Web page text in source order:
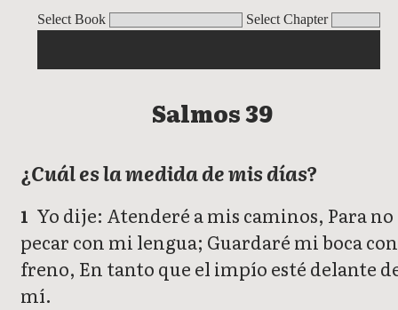
Select Book Select Chapter
Salmos
Salmos 39
¿Cuál es la medida de mis días?
1 Yo dije: Atenderé a mis caminos, Para no
pecar con mi lengua; Guardaré mi boca con
freno, En tanto que el impío esté delante
mí.